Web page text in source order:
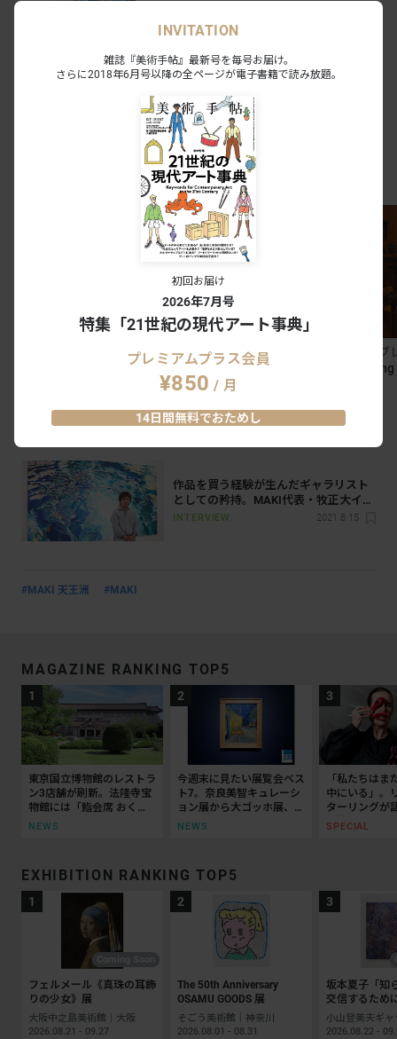
2026.03.07 - 04.18
会期終了
ミヤ・アンドウ「七十二候 雲相」
MAKI 天王洲｜品川 - 天王洲｜東京
2026.01.24 - 02.28
のOILページ
Kitchen in Spring
¥ ASK
作品を買う経験が生んだギャラリスト
としての矜持。MAKI代表・牧正大イン
タビュー
INTERVIEW 2021.8.15
#MAKI 天王洲 #MAKI
MAGAZINE RANKING TOP5
東京国立博物館のレストラ
ン3店舗が刷新。法隆寺宝
物館には「鮨会席 おく
乃」がオープン
NEWS
今週末に見たい展覧会ベス
ト7。奈良美智キュレーシ
ョン展から大ゴッホ展、ボ
ッティチェリまで
NEWS
「私たちはま
中にいる」。
ターリングが
抵抗の50年
SPECIAL
EXHIBITION RANKING TOP5
フェルメール《真珠の耳飾
りの少女》展
大阪中之島美術館｜大阪
2026.08.21 - 09.27
The 50th Anniversary
OSAMU GOODS 展
そごう美術館｜神奈川
2026.08.01 - 08.31
坂本夏子「知
交信するため
2026.08.22 -
INVITATION
雑誌『美術手帖』最新号を毎号お届け。
さらに2018年6月号以降の全ページが電子書籍で読み放題。
初回お届け
2026年7月号
特集「21世紀の現代アート事典」
プレミアムプラス会員
¥850 / 月
14日間無料でおためし